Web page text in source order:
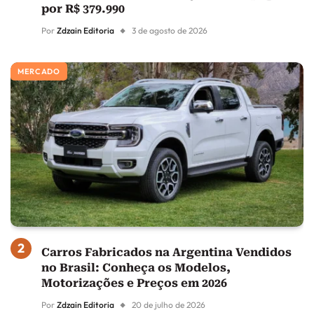
por R$ 379.990
Por Zdzain Editoria 3 de agosto de 2026
MERCADO
Carros Fabricados na Argentina Vendidos
no Brasil: Conheça os Modelos,
Motorizações e Preços em 2026
Por Zdzain Editoria 20 de julho de 2026